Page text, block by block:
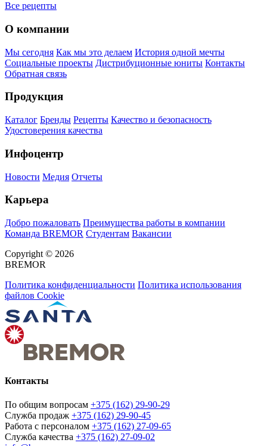
Все рецепты
О компании
Мы сегодня Как мы это делаем История одной мечты
Социальные проекты Дистрибуционные юниты Контакты
Обратная связь
Продукция
Каталог Бренды Рецепты Качество и безопасность
Удостоверения качества
Инфоцентр
Новости Медия Отчеты
Карьера
Добро пожаловать Преимущества работы в компании
Команда BREMOR Студентам Вакансии
Copyright © 2026
BREMOR
Политика конфиденциальности Политика использования
файлов Cookie
Контакты
По общим вопросам +375 (162) 29-90-29
Служба продаж +375 (162) 29-90-45
Работа с персоналом +375 (162) 27-09-65
Служба качества +375 (162) 27-09-02